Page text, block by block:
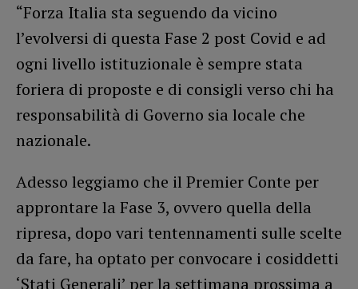
“Forza Italia sta seguendo da vicino
l’evolversi di questa Fase 2 post Covid e ad
ogni livello istituzionale è sempre stata
foriera di proposte e di consigli verso chi ha
responsabilità di Governo sia locale che
nazionale.
Adesso leggiamo che il Premier Conte per
approntare la Fase 3, ovvero quella della
ripresa, dopo vari tentennamenti sulle scelte
da fare, ha optato per convocare i cosiddetti
‘Stati Generali’ per la settimana prossima a